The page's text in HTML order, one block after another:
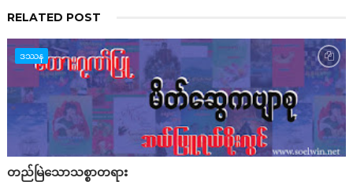
RELATED POST
ဒဿန
တည်မြဲသောသစ္စာတရား